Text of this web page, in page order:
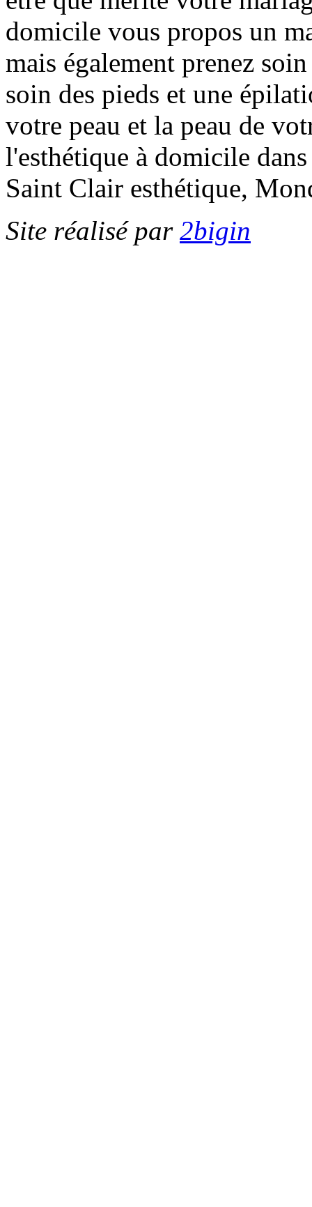
domicile vous propos un
mais également prenez
soin des pieds et une
votre peau et la peau de
l'esthétique à domicile
Saint Clair esthétique,
Site réalisé par 2bigin